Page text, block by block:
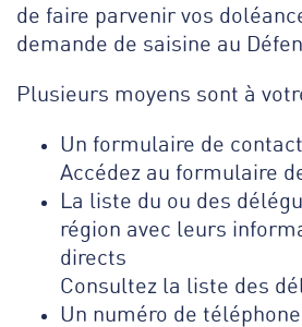
de faire parvenir vos
demande de saisine au
Plusieurs moyens sont à
Un formulaire de contact
Accédez au formulaire
La liste du ou des
région avec leurs
directs
Consultez la liste des
Un numéro de téléphone